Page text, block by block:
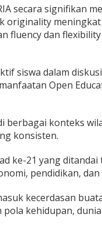
secara signifikan
originality
fluency dan
siswa dalam
Open
berbagai konteks
konsisten.
ke-21 yang
pendidikan, dan
kecerdasan
kehidupan,